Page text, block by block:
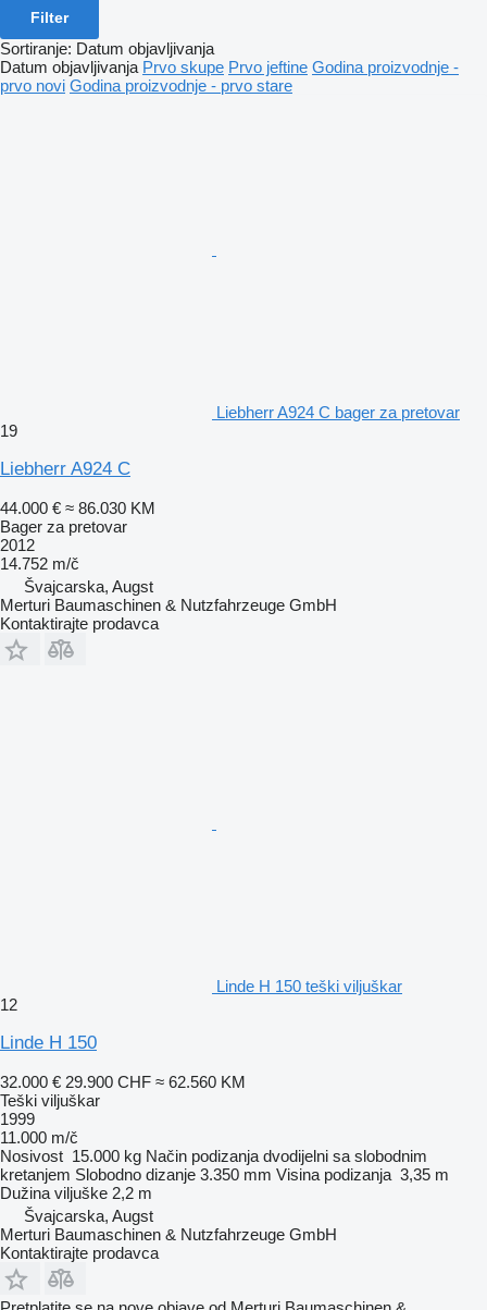
Filter
Sortiranje: Datum objavljivanja
Datum objavljivanja Prvo skupe Prvo jeftine Godina proizvodnje -
prvo novi Godina proizvodnje - prvo stare
Liebherr A924 C bager za pretovar
19
Liebherr A924 C
44.000 € ≈ 86.030 KM
Bager za pretovar
2012
14.752 m/č
Švајcarska, Augst
Merturi Baumaschinen & Nutzfahrzeuge GmbH
Kontaktirajte prodavca
Linde H 150 teški viljuškar
12
Linde H 150
32.000 € 29.900 CHF ≈ 62.560 KM
Teški viljuškar
1999
11.000 m/č
Nosivost 15.000 kg Način podizanja dvodijelni sa slobodnim
kretanjem Slobodno dizanje 3.350 mm Visina podizanja 3,35 m
Dužina viljuške 2,2 m
Švајcarska, Augst
Merturi Baumaschinen & Nutzfahrzeuge GmbH
Kontaktirajte prodavca